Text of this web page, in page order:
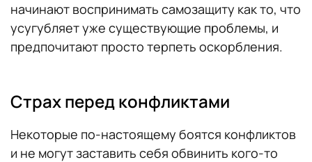
начинают воспринимать самозащиту как то, что
усугубляет уже существующие проблемы, и
предпочитают просто терпеть оскорбления.
Страх перед конфликтами
Некоторые по-настоящему боятся конфликтов
и не могут заставить себя обвинить кого-то